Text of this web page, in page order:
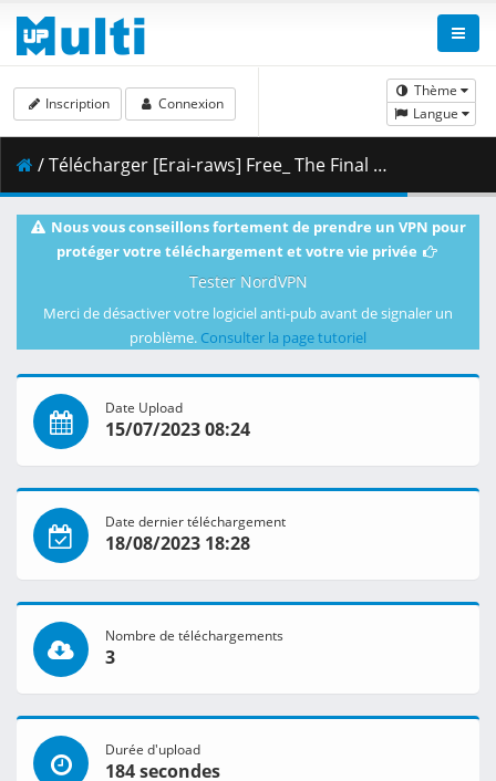
Thème
Langue
Inscription Connexion
/ Télécharger [Erai-raws] Free_ The Final Stroke - Kouhen [1080p][47FF3FD2].mkv.010 ( 475.51 MB )
Nous vous conseillons fortement de prendre un VPN pour
protéger votre téléchargement et votre vie privée
Tester NordVPN
Merci de désactiver votre logiciel anti-pub avant de signaler un
problème. Consulter la page tutoriel
Date Upload
15/07/2023 08:24
Date dernier téléchargement
18/08/2023 18:28
Nombre de téléchargements
3
Durée d'upload
184 secondes